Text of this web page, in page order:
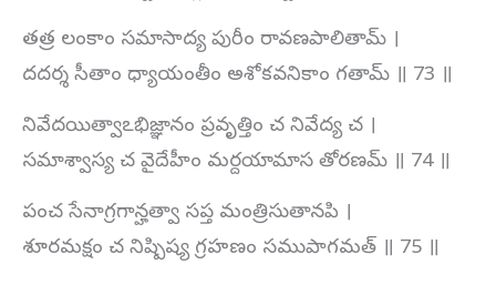
తత్ర లంకాం సమాసాద్య పురీం రావణపాలితామ్ ।
దదర్శ సీతాం ధ్యాయంతీం అశోకవనికాం గతామ్ ॥ 73 ॥
నివేదయిత్వాఽభిజ్ఞానం ప్రవృత్తిం చ నివేద్య చ ।
సమాశ్వాస్య చ వైదేహీం మర్దయామాస తోరణమ్ ॥ 74 ॥
పంచ సేనాగ్రగాన్హత్వా సప్త మంత్రిసుతానపి ।
శూరమక్షం చ నిష్పిష్య గ్రహణం సముపాగమత్ ॥ 75 ॥